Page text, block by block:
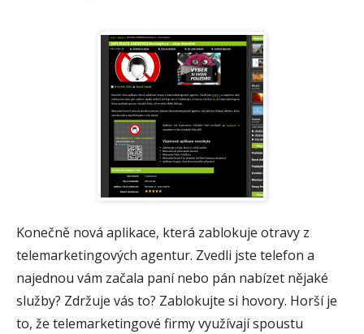
Konečně nová aplikace, která zablokuje otravy z
telemarketingových agentur. Zvedli jste telefon a
najednou vám začala paní nebo pán nabízet nějaké
služby? Zdržuje vás to? Zablokujte si hovory. Horší je
to, že telemarketingové firmy využívají spoustu